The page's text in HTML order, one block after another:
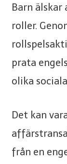
Barn
roller.
prata
olika
Det kan
från en